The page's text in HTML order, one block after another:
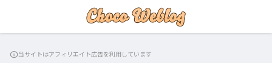
info当サイトはアフィリエイト広告を利用しています